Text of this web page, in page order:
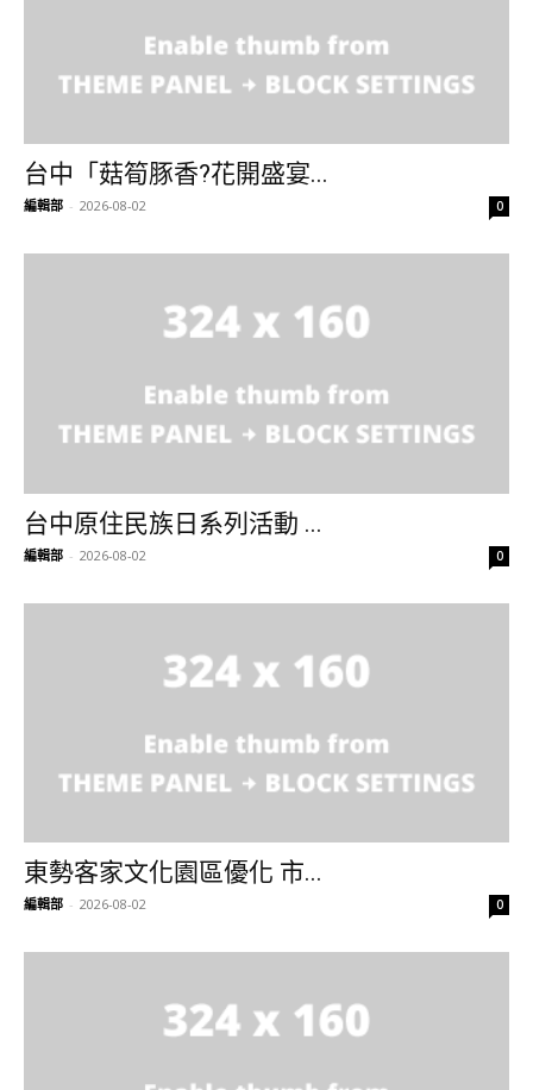
台中「菇筍豚香?花開盛宴...
編輯部 - 2026-08-02 0
台中原住民族日系列活動 ...
編輯部 - 2026-08-02 0
東勢客家文化園區優化 市...
編輯部 - 2026-08-02 0